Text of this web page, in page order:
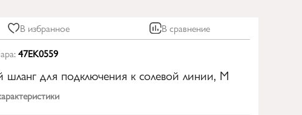
В избранное
В сравнение
47EK0559
шланг для подключения к солевой линии, M